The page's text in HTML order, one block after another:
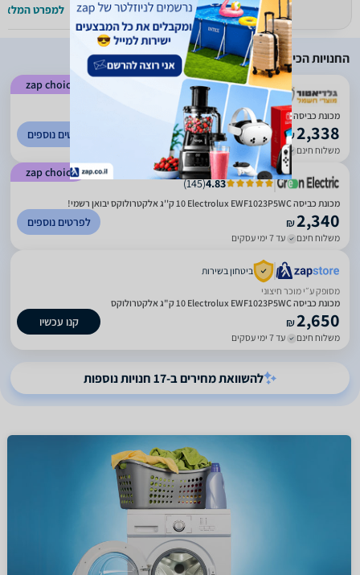
למפרט המלא >> למפרט המלא
החנויות הכי זולות
zap choice
4.69
609
מכונת כביסה Electrolux EWF1023P5WC ‏10 ‏ק"ג אלקטרולוקס
₪2,338
משלוח חינם עד 5 ימי עסקים
לפרטים נוספים
zap choice
4.83
(
145
)
מכונת כביסה Electrolux EWF1023P5WC ‏10 ‏ק''ג אלקטרולוקס יבואן רשמי!
₪2,340
משלוח חינם עד 7 ימי עסקים
לפרטים נוספים
ביטחון בשירות
מסופק ע״י מוכר חיצוני
מכונת כביסה Electrolux EWF1023P5WC ‏10 ‏ק"ג אלקטרולוקס
₪2,650
משלוח חינם עד 7 ימי עסקים
קנו עכשיו
להשוואת מחירים ב-17 חנויות נוספות